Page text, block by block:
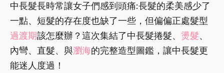
中長髮長時常讓女子們感到頭痛:長髮的柔美感少了
一點、短髮的存在度也缺了一些，但偏偏正處髮型
過渡期該怎麼辦？這次集結了中長髮捲髮、 燙髮、
內彎、直髮、與瀏海的完整造型圖鑑，讓中長髮更
能迷人度過！